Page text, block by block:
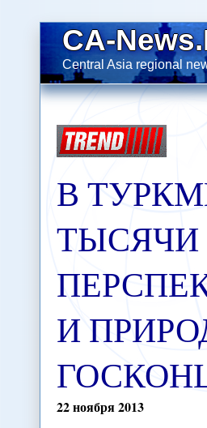
CA-
Central Asia regional
В
И
22ноября2013